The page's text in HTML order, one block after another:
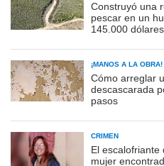
Construyó una
pescar en un
145.000 dólares
¡MANOS A LA OBRA!
Cómo arreglar
descascarada
pasos
CRIMEN
El escalofriante
mujer